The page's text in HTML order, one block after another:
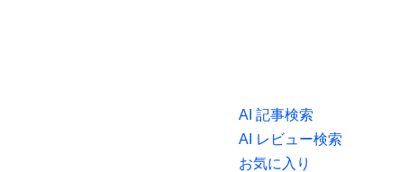
AI 記事検索
AI レビュー検索
お気に入り